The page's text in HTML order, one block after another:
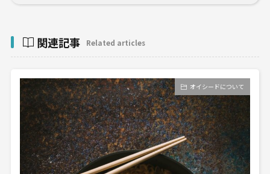
関連記事 Related articles
オイシードについて